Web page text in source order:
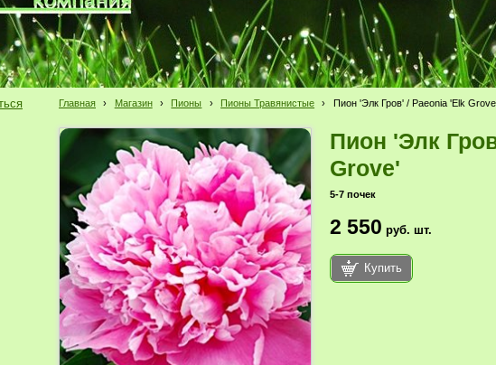
Главная › Магазин › Пионы › Пионы Травянистые › Пион 'Элк Гров' / Paeonia 'Elk
Пион 'Элк
Grove'
5-7 почек
2 550 руб. шт.
Купить